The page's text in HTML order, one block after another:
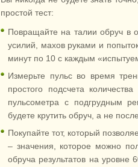
простой тест:
Повращайте на талии обруч в
усилий, махов руками и
минут по 10 с каждым
Измерьте пульс во время
простого подсчета
пульсометра с подгрудным
будете крутить обруч, а не
Покупайте тот, который
– значения, которое можно
обруча результатов на